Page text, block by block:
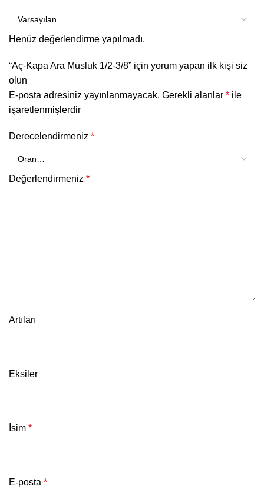
Henüz değerlendirme yapılmadı.
“Aç-Kapa Ara Musluk 1/2-3/8” için yorum yapan ilk kişi siz
olun
E-posta adresiniz yayınlanmayacak. Gerekli alanlar * ile
işaretlenmişlerdir
Derecelendirmeniz *
Değerlendirmeniz *
Artıları
Eksiler
İsim *
E-posta *